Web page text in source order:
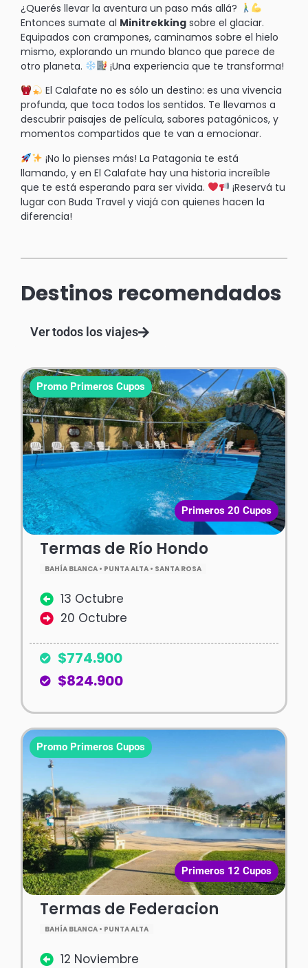
¿Querés llevar la aventura un paso más allá?
Entonces sumate al Minitrekking sobre el glaciar.
Equipados con crampones, caminamos sobre el hielo
mismo, explorando un mundo blanco que parece de
otro planeta.
¡Una experiencia que te transforma!
El Calafate no es sólo un destino: es una vivencia
profunda, que toca todos los sentidos. Te llevamos a
descubrir paisajes de película, sabores patagónicos, y
momentos compartidos que te van a emocionar.
¡No lo pienses más! La Patagonia te está
llamando, y en El Calafate hay una historia increíble
que te está esperando para ser vivida.
¡Reservá tu
lugar con Buda Travel y viajá con quienes hacen la
diferencia!
Destinos recomendados
Ver todos los viajes
Termas de Río Hondo
BAHÍA BLANCA • PUNTA ALTA • SANTA ROSA
13 Octubre
20 Octubre
$774.900
$824.900
Promo Primeros Cupos
Primeros 20 Cupos
Termas de Federacion
BAHÍA BLANCA • PUNTA ALTA
12 Noviembre
Promo Primeros Cupos
Primeros 12 Cupos